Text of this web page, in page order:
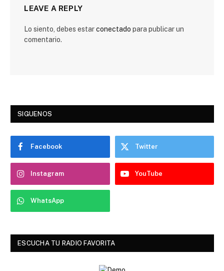
LEAVE A REPLY
Lo siento, debes estarconectado para publicar un
comentario.
SIGUENOS
Facebook Twitter
Instagram YouTube
WhatsApp
ESCUCHA TU RADIO FAVORITA